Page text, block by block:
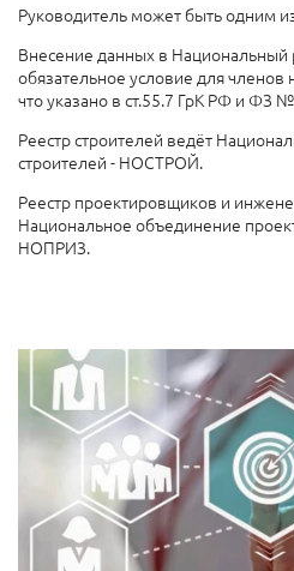
Руководитель может быть одним
Внесение данных в Национальный
обязательное условие для членов
что указано в ст.55.7 ГрК РФ и ФЗ
Реестр строителей ведёт
строителей - НОСТРОЙ.
Реестр проектировщиков и
Национальное объединение
НОПРИЗ.